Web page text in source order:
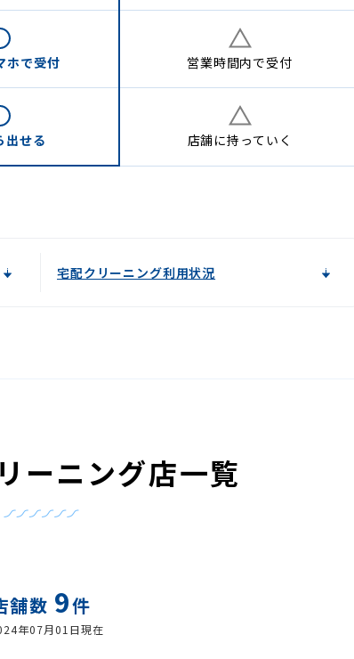
ホで受付 営業時間内で受付
出せる 店舗に持っていく
宅配クリーニング利用状況
ーニング店一覧
舗数 9件
年07月01日現在